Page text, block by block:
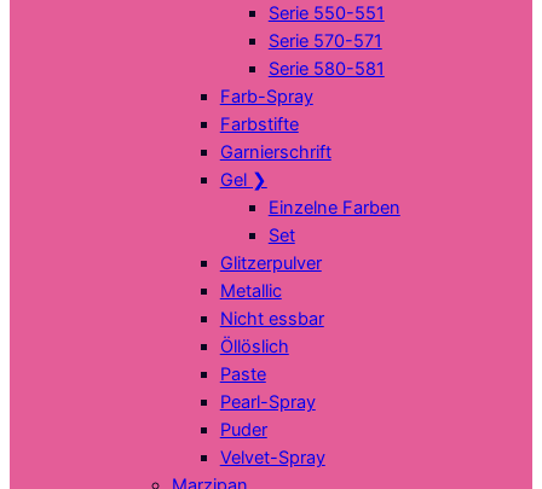
Serie 550-551
Serie 570-571
Serie 580-581
Farb-Spray
Farbstifte
Garnierschrift
Gel ❯
Einzelne Farben
Set
Glitzerpulver
Metallic
Nicht essbar
Öllöslich
Paste
Pearl-Spray
Puder
Velvet-Spray